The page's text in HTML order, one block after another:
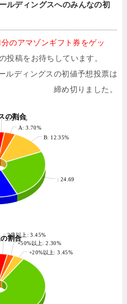
ルディングスへのみんなの初
のアマゾンギフト券をゲッ
投稿をお待ちしています。
ルディングスの初値予想投票は
締め切りました。
S: 2.47%
A: 3.70%
B: 12.35%
: 24.69%
の割合
2倍以上: 3.45%
+50%以上: 2.30%
+20%以上: 3.45%
割合